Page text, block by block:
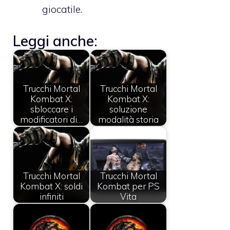
giocatile.
Leggi anche:
Trucchi Mortal
Kombat X:
sbloccare i
modificatori di…
Trucchi Mortal
Kombat X:
soluzione
modalità storia
Trucchi Mortal
Kombat X: soldi
infiniti
Trucchi Mortal
Kombat per PS
Vita